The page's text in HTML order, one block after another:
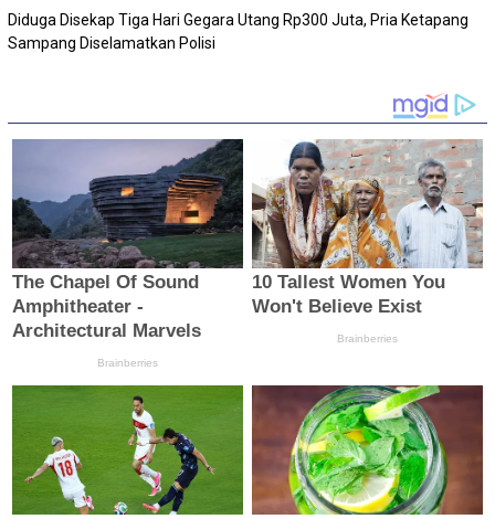
Diduga Disekap Tiga Hari Gegara Utang Rp300 Juta, Pria Ketapang
Sampang Diselamatkan Polisi